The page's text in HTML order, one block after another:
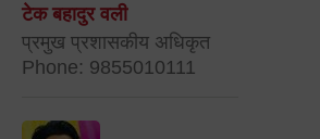
टेक बहादुर वली
प्रमुख प्रशासकीय अधिकृत
Phone: 9855010111